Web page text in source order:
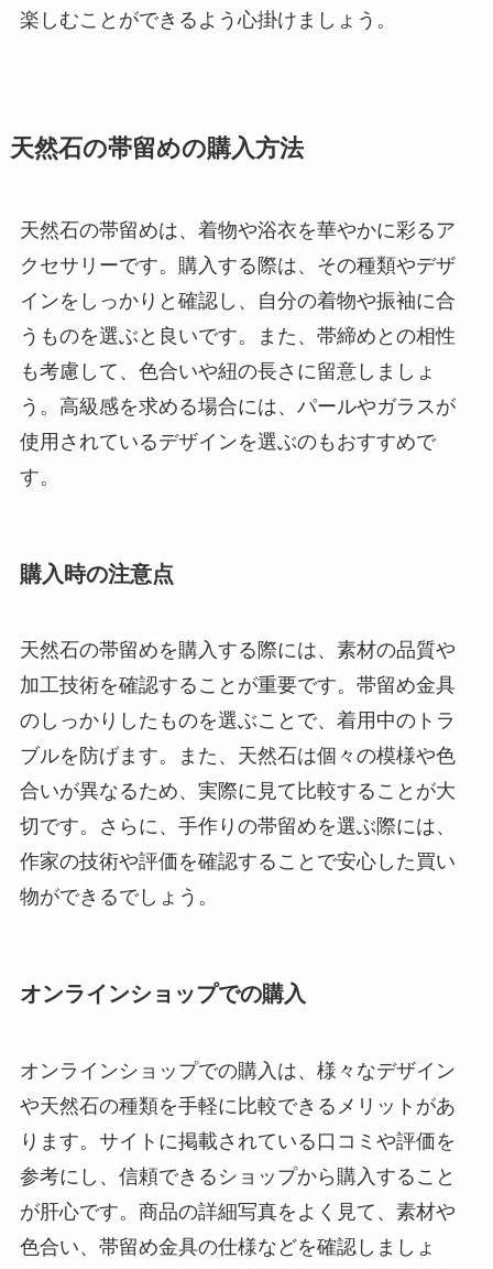
楽しむことができるよう心掛けましょう。
天然石の帯留めの購入方法
天然石の帯留めは、着物や浴衣を華やかに彩るア
クセサリーです。購入する際は、その種類やデザ
インをしっかりと確認し、自分の着物や振袖に合
うものを選ぶと良いです。また、帯締めとの相性
も考慮して、色合いや紐の長さに留意しましょ
う。高級感を求める場合には、パールやガラスが
使用されているデザインを選ぶのもおすすめで
す。
購入時の注意点
天然石の帯留めを購入する際には、素材の品質や
加工技術を確認することが重要です。帯留め金具
のしっかりしたものを選ぶことで、着用中のトラ
ブルを防げます。また、天然石は個々の模様や色
合いが異なるため、実際に見て比較することが大
切です。さらに、手作りの帯留めを選ぶ際には、
作家の技術や評価を確認することで安心した買い
物ができるでしょう。
オンラインショップでの購入
オンラインショップでの購入は、様々なデザイン
や天然石の種類を手軽に比較できるメリットがあ
ります。サイトに掲載されている口コミや評価を
参考にし、信頼できるショップから購入すること
が肝心です。商品の詳細写真をよく見て、素材や
色合い、帯留め金具の仕様などを確認しましょ